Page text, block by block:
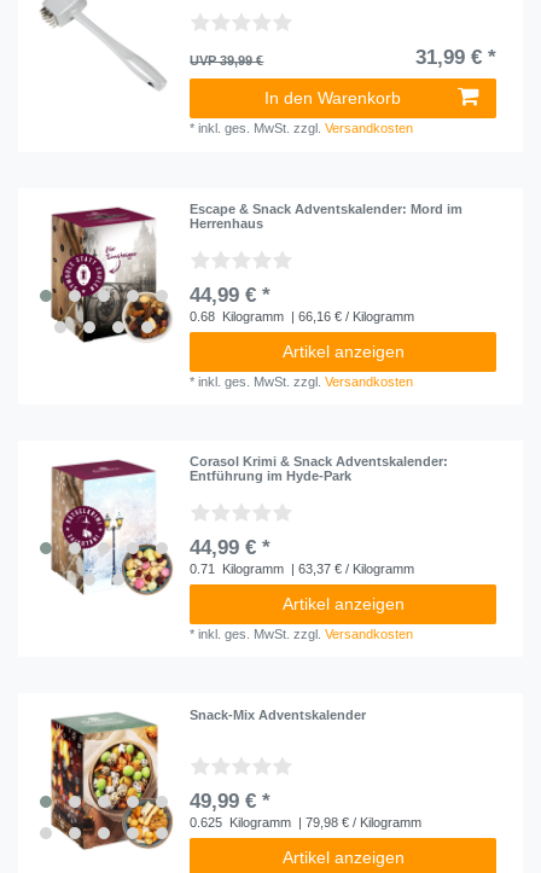
UVP 39,99 € 31,99 € *
In den Warenkorb
*inkl. ges. MwSt. zzgl.Versandkosten
Escape & Snack Adventskalender: Mord im
Herrenhaus
44,99 € *
0.68 Kilogramm | 66,16 € / Kilogramm
Artikel anzeigen
*inkl. ges. MwSt. zzgl.Versandkosten
Corasol Krimi & Snack Adventskalender:
Entführung im Hyde-Park
44,99 € *
0.71 Kilogramm | 63,37 € / Kilogramm
Artikel anzeigen
*inkl. ges. MwSt. zzgl.Versandkosten
Snack-Mix Adventskalender
49,99 € *
0.625 Kilogramm | 79,98 € / Kilogramm
Artikel anzeigen